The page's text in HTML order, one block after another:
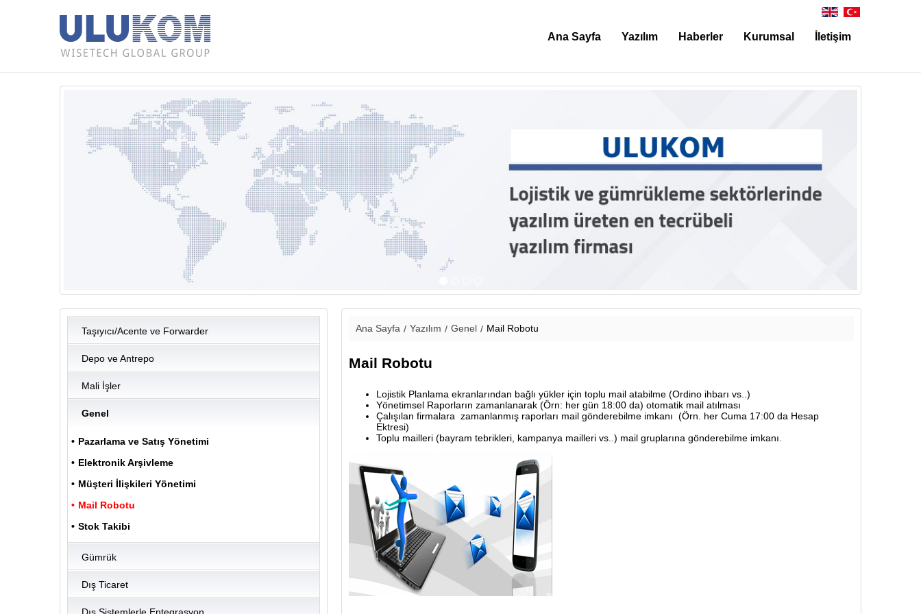
ULUKOM
Ana Sayfa Yazılım
Gümrük
Dış Ticaret
Dış Sistemlerle Entegrasyon
Haberler Kurumsal İletişim
Taşıyıcı/Acente ve Forwarder
Depo ve Antrepo
Mali İşler
Genel
Pazarlama ve Satış Yönetimi
Elektronik Arşivleme
Müşteri İlişkileri Yönetimi
Mail Robotu
Stok Takibi
Gümrük
Dış Ticaret
Dış Sistemlerle Entegrasyon
Ana Sayfa Yazılım Genel Mail Robotu
Mail Robotu
Lojistik Planlama ekranlarından bağlı yükler için toplu mail atabilme (Ordino ihbarı vs..)
Yönetimsel Raporların zamanlanarak (Örn: her gün 18:00 da) otomatik mail atılması
Çalışılan firmalara zamanlanmış raporları mail gönderebilme imkanı (Örn. her Cuma 17:00 da Hesap
Ektresi)
Toplu mailleri (bayram tebrikleri, kampanya mailleri vs..) mail gruplarına gönderebilme imkanı.